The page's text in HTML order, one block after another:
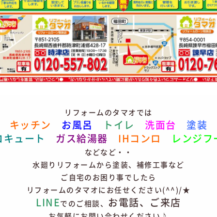
リフォームのタマオでは
キッチン お風呂 トイレ 洗面台
塗装
キュート
ガス給湯器 IHコンロ レンジフ
などなど・・
水廻りリフォームから塗装、補修工事など
ご自宅のお困り事でしたら
リフォームのタマオにお任せください(^^)/★
LINEでのご相談、 お電話、ご来店